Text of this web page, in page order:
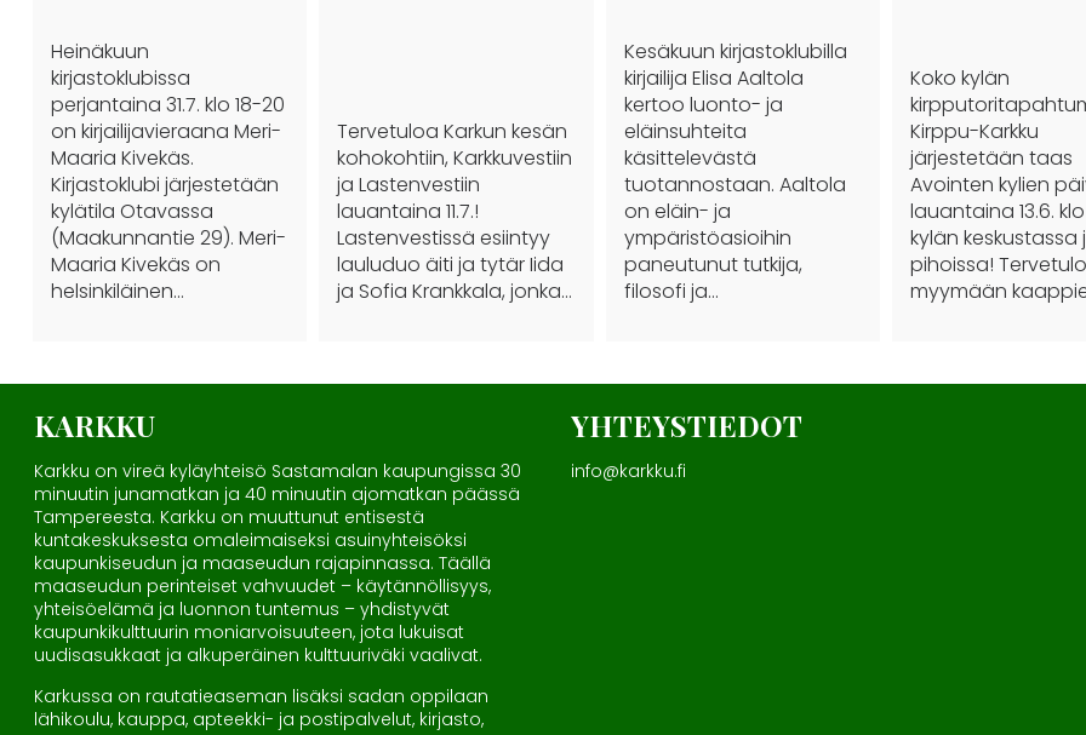
Heinäkuun
kirjastoklubissa
perjantaina 31.7. klo 18-20
on kirjailijavieraana Meri-
Maaria Kivekäs.
Kirjastoklubi järjestetään
kylätila Otavassa
(Maakunnantie 29). Meri-
Maaria Kivekäs on
helsinkiläinen…
Tervetuloa Karkun kesän
kohokohtiin, Karkkuvestiin
ja Lastenvestiin
lauantaina 11.7.!
Lastenvestissä esiintyy
lauluduo äiti ja tytär Iida
ja Sofia Krankkala, jonka…
Kesäkuun kirjastoklubilla
kirjailija Elisa Aaltola
kertoo luonto- ja
eläinsuhteita
käsittelevästä
tuotannostaan. Aaltola
on eläin- ja
ympäristöasioihin
paneutunut tutkija,
filosofi ja…
Koko kylän
Kirppu-Karkku
järjestetään taas
Avointen kylien
lauantaina 13.6. klo
kylän keskustassa
pihoissa!
myymään
KARKKU
Karkku on vireä kyläyhteisö Sastamalan kaupungissa 30
minuutin junamatkan ja 40 minuutin ajomatkan päässä
Tampereesta. Karkku on muuttunut entisestä
kuntakeskuksesta omaleimaiseksi asuinyhteisöksi
kaupunkiseudun ja maaseudun rajapinnassa. Täällä
maaseudun perinteiset vahvuudet – käytännöllisyys,
yhteisöelämä ja luonnon tuntemus – yhdistyvät
kaupunkikulttuurin moniarvoisuuteen, jota lukuisat
uudisasukkaat ja alkuperäinen kulttuuriväki vaalivat.
Karkussa on rautatieaseman lisäksi sadan oppilaan
lähikoulu, kauppa, apteekki- ja postipalvelut, kirjasto,
YHTEYSTIEDOT
info@karkku.fi